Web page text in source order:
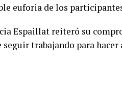
euforia de los
Espaillat reiteró su
seguir trabajando para